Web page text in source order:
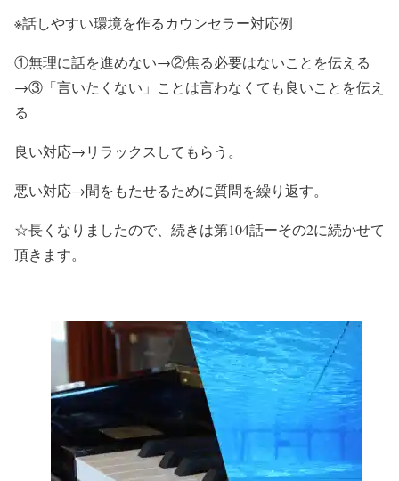
※話しやすい環境を作るカウンセラー対応例
①無理に話を進めない→②焦る必要はないことを伝える
→③「言いたくない」ことは言わなくても良いことを伝え
る
良い対応→リラックスしてもらう。
悪い対応→間をもたせるために質問を繰り返す。
☆長くなりましたので、続きは第104話ーその2に続かせて
頂きます。